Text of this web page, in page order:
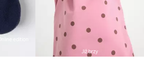
Online edition
Již brzy